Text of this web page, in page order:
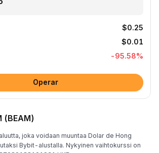
$0.25
$0.01
-95.58%
Operar
(BEAM)
joka voidaan muuntaa Dolar de Hong
Bybit-alustalla. Nykyinen vaihtokurssi on